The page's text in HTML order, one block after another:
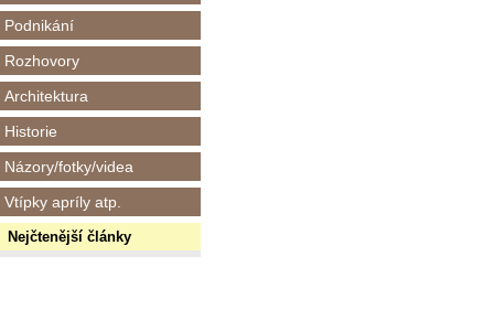
Podnikání
Rozhovory
Architektura
Historie
Názory/fotky/videa
Vtípky apríly atp.
Nejčtenější články